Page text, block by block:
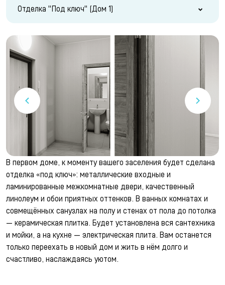
Отделка "Под ключ" (Дом 1)
В первом доме, к моменту вашего заселения будет сделана
отделка «под ключ»: металлические входные и
ламинированные межкомнатные двери, качественный
линолеум и обои приятных оттенков. В ванных комнатах и
совмещённых санузлах на полу и стенах от пола до потолка
— керамическая плитка. Будет установлена вся сантехника
и мойки, а на кухне — электрическая плита. Вам останется
только переехать в новый дом и жить в нём долго и
счастливо, наслаждаясь уютом.